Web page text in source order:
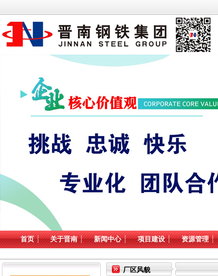
首页 ┊ 关于晋南 ┊ 新闻中心 ┊ 项目建设 ┊ 资源管理 ┊
厂区风貌